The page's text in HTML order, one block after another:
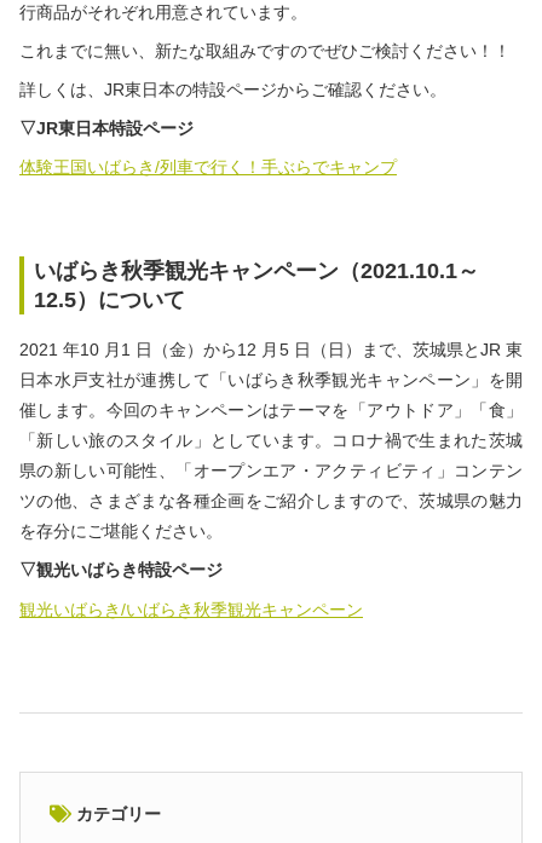
行商品がそれぞれ用意されています。
これまでに無い、新たな取組みですのでぜひご検討ください！！
詳しくは、JR東日本の特設ページからご確認ください。
▽JR東日本特設ページ
体験王国いばらき/列車で行く！手ぶらでキャンプ
いばらき秋季観光キャンペーン（2021.10.1～
12.5）について
2021 年10 月1 日（金）から12 月5 日（日）まで、茨城県とJR 東
日本水戸支社が連携して「いばらき秋季観光キャンペーン」を開
催します。今回のキャンペーンはテーマを「アウトドア」「食」
「新しい旅のスタイル」としています。コロナ禍で生まれた茨城
県の新しい可能性、「オープンエア・アクティビティ」コンテン
ツの他、さまざまな各種企画をご紹介しますので、茨城県の魅力
を存分にご堪能ください。
▽観光いばらき特設ページ
観光いばらき/いばらき秋季観光キャンペーン
カテゴリー